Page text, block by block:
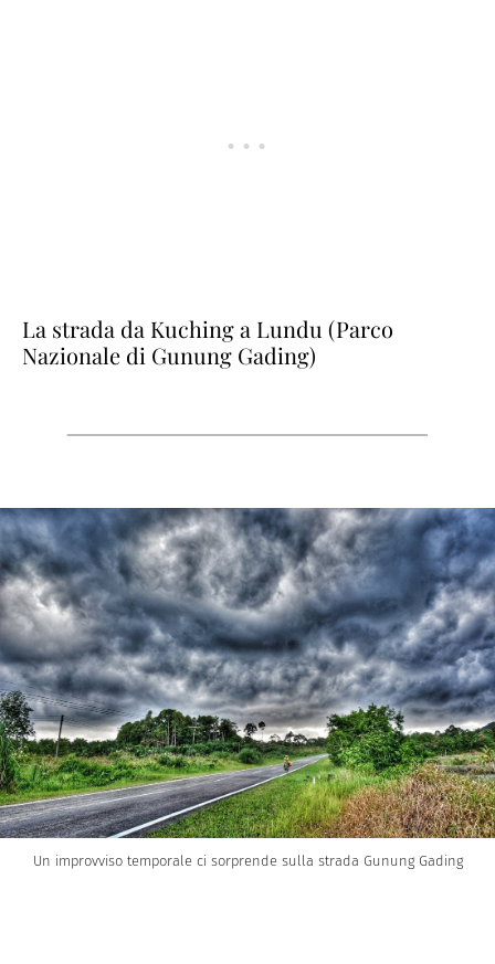
La strada da Kuching a Lundu (Parco
Nazionale di Gunung Gading)
Un improvviso temporale ci sorprende sulla strada Gunung Gading